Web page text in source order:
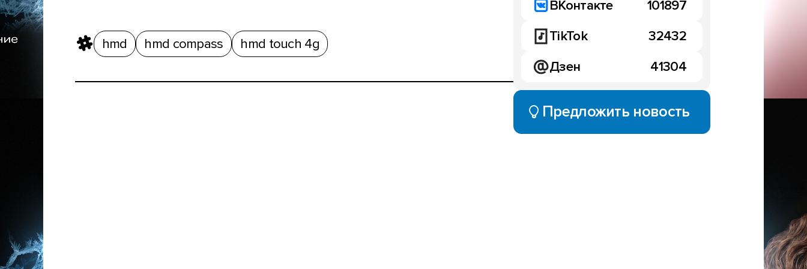
hmd hmd compass hmd touch 4g
ВКонтакте
101897
TikTok
32432
Дзен
41304
Предложить новость